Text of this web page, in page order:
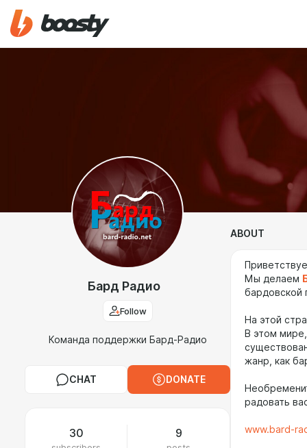
Бард Радио
Follow
Команда поддержки Бард-Радио
CHAT DONATE
30 9
ABOUT
Мы делаем
бардовской
На этой
В этом
жанр, как
радовать
www.bard-